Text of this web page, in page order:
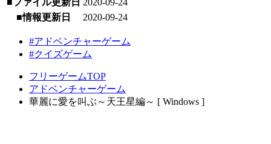
■ファイル更新日 2020-09-24
■情報更新日
2020-09-24
#アドベンチャーゲーム
#クイズゲーム
フリーゲームTOP
アドベンチャーゲーム
華麗に愛を叫ぶ～天王星編～ [ Windows ]